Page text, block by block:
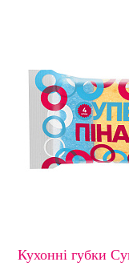
Кухонні губки